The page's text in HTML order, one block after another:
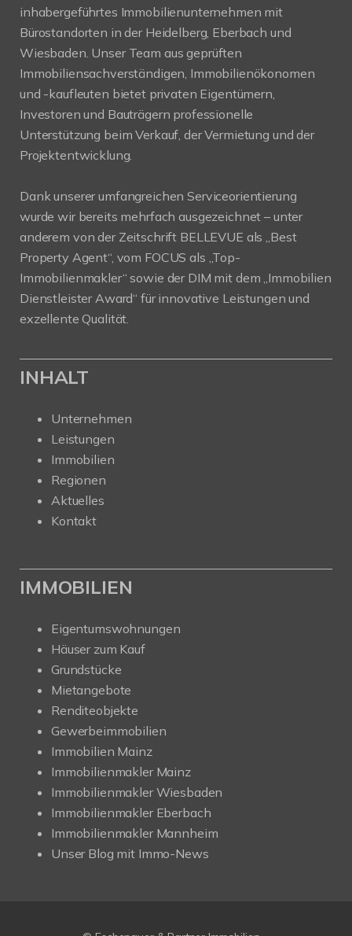
inhabergeführtes Immobilienunternehmen mit
Bürostandorten in der Heidelberg, Eberbach und
Wiesbaden. Unser Team aus geprüften
Immobiliensachverständigen, Immobilienökonomen
und -kaufleuten bietet privaten Eigentümern,
Investoren und Bauträgern professionelle
Unterstützung beim Verkauf, der Vermietung und der
Projektentwicklung.
Dank unserer umfangreichen Serviceorientierung
wurde wir bereits mehrfach ausgezeichnet – unter
anderem von der Zeitschrift BELLEVUE als „Best
Property Agent“, vom FOCUS als „Top-
Immobilienmakler“ sowie der DIM mit dem „Immobilien
Dienstleister Award“ für innovative Leistungen und
exzellente Qualität.
INHALT
Unternehmen
Leistungen
Immobilien
Regionen
Aktuelles
Kontakt
IMMOBILIEN
Eigentumswohnungen
Häuser zum Kauf
Grundstücke
Mietangebote
Renditeobjekte
Gewerbeimmobilien
Immobilien Mainz
Immobilienmakler Mainz
Immobilienmakler Wiesbaden
Immobilienmakler Eberbach
Immobilienmakler Mannheim
Unser Blog mit Immo-News